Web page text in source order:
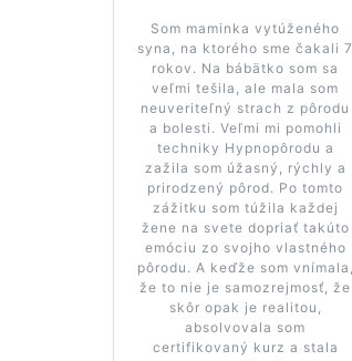
Som maminka vytúženého
syna, na ktorého sme čakali 7
rokov. Na bábätko som sa
veľmi tešila, ale mala som
neuveriteľný strach z pôrodu
a bolesti. Veľmi mi pomohli
techniky Hypnopôrodu a
zažila som úžasný, rýchly a
prirodzený pôrod. Po tomto
zážitku som túžila každej
žene na svete dopriať takúto
emóciu zo svojho vlastného
pôrodu. A keďže som vnímala,
že to nie je samozrejmosť, že
skôr opak je realitou,
absolvovala som
certifikovaný kurz a stala